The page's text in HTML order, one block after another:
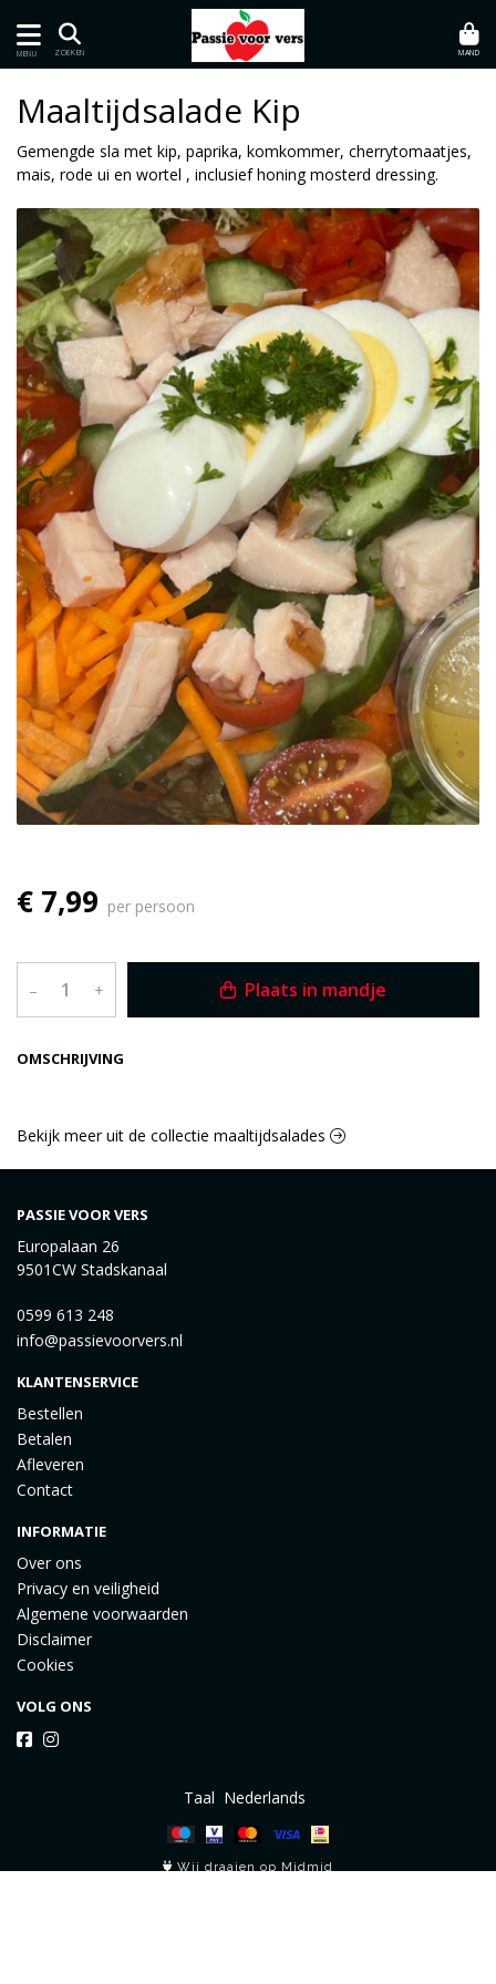
MENU ZOEKEN MAND
OMSCHRIJVING
Maaltijdsalade Kip
Gemengde sla met kip, paprika, komkommer, cherrytomaatjes,
mais, rode ui en wortel , inclusief honing mosterd dressing.
€ 7,99 per persoon
– + Plaats in mandje
Bekijk meer uit de collectie maaltijdsalades
PASSIE VOOR VERS
Europalaan 26
9501CW Stadskanaal
0599 613 248
info@passievoorvers.nl
KLANTENSERVICE
Bestellen
Betalen
Afleveren
Contact
INFORMATIE
Over ons
Privacy en veiligheid
Algemene voorwaarden
Disclaimer
Cookies
VOLG ONS
Taal
Wij draaien op Midmid